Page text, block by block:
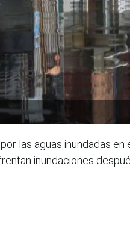
las aguas inundadas
inundaciones